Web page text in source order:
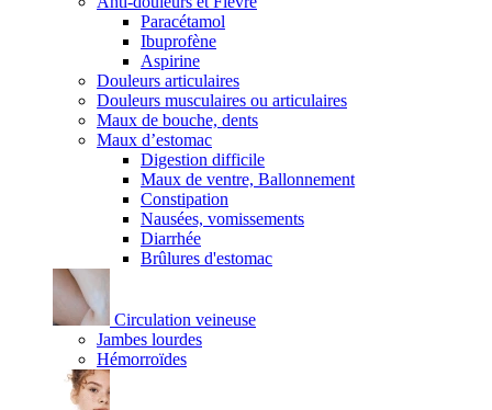
Paracétamol
Ibuprofène
Aspirine
Douleurs articulaires
Douleurs musculaires ou articulaires
Maux de bouche, dents
Maux d’estomac
Digestion difficile
Maux de ventre, Ballonnement
Constipation
Nausées, vomissements
Diarrhée
Brûlures d'estomac
Circulation veineuse
Jambes lourdes
Hémorroïdes